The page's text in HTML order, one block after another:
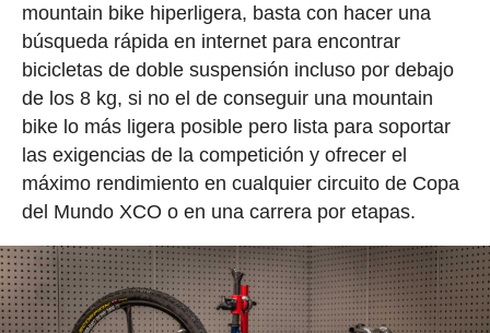
mountain bike hiperligera, basta con hacer una
búsqueda rápida en internet para encontrar
bicicletas de doble suspensión incluso por debajo
de los 8 kg, si no el de conseguir una mountain
bike lo más ligera posible pero lista para soportar
las exigencias de la competición y ofrecer el
máximo rendimiento en cualquier circuito de Copa
del Mundo XCO o en una carrera por etapas.